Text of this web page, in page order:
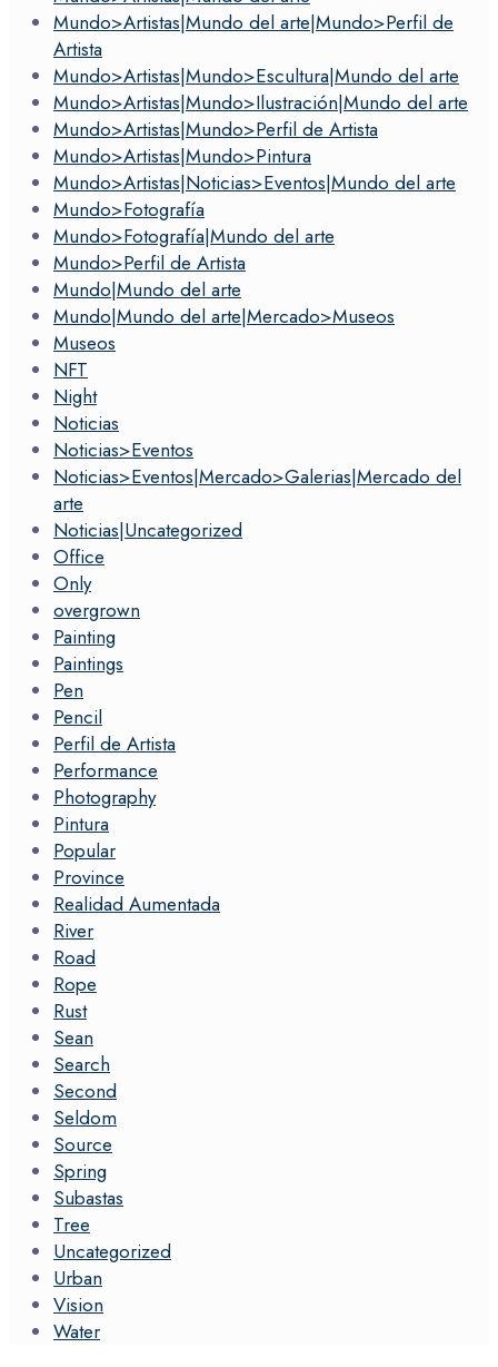
Mundo>Artistas|Mundo del arte|Mundo>Perfil de
Artista
Mundo>Artistas|Mundo>Escultura|Mundo del arte
Mundo>Artistas|Mundo>Ilustración|Mundo del arte
Mundo>Artistas|Mundo>Perfil de Artista
Mundo>Artistas|Mundo>Pintura
Mundo>Artistas|Noticias>Eventos|Mundo del arte
Mundo>Fotografía
Mundo>Fotografía|Mundo del arte
Mundo>Perfil de Artista
Mundo|Mundo del arte
Mundo|Mundo del arte|Mercado>Museos
Museos
NFT
Night
Noticias
Noticias>Eventos
Noticias>Eventos|Mercado>Galerias|Mercado del
arte
Noticias|Uncategorized
Office
Only
overgrown
Painting
Paintings
Pen
Pencil
Perfil de Artista
Performance
Photography
Pintura
Popular
Province
Realidad Aumentada
River
Road
Rope
Rust
Sean
Search
Second
Seldom
Source
Spring
Subastas
Tree
Uncategorized
Urban
Vision
Water